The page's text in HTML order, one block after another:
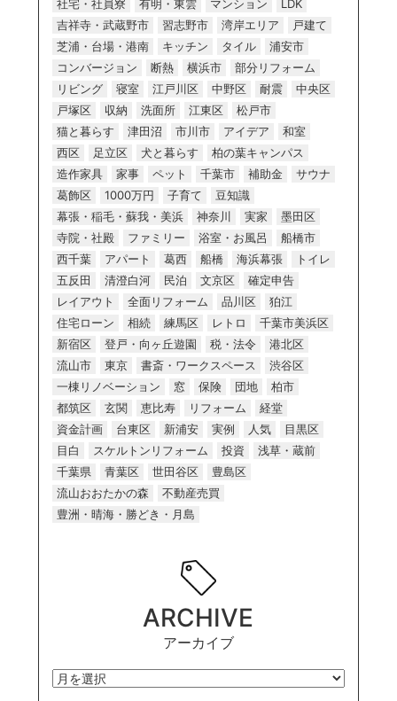
社宅・社員寮
有明・東雲 マンション
LDK
吉祥寺・武蔵野市
習志野市 湾岸エリア
戸建て
芝浦・台場・港南
キッチン タイル
浦安市
コンバージョン
断熱 横浜市
部分リフォーム
リビング
寝室 江戸川区 中野区 耐震
中央区
戸塚区
収納 洗面所 江東区
松戸市
猫と暮らす
津田沼 市川市 アイデア
和室
西区
足立区 犬と暮らす
柏の葉キャンパス
造作家具
家事 ペット 千葉市 補助金
サウナ
葛飾区
1000万円 子育て
豆知識
幕張・稲毛・蘇我・美浜
神奈川 実家
墨田区
寺院・社殿
ファミリー 浴室・お風呂
船橋市
西千葉
アパート 葛西 船橋 海浜幕張
トイレ
五反田
清澄白河 民泊 文京区
確定申告
レイアウト
全面リフォーム 品川区
狛江
住宅ローン
相続 練馬区 レトロ
千葉市美浜区
新宿区
登戸・向ヶ丘遊園 税・法令
港北区
流山市
東京 書斎・ワークスペース
渋谷区
一棟リノベーション
窓 保険 団地
柏市
都筑区
玄関 恵比寿 リフォーム
経堂
資金計画
台東区 新浦安 実例 人気
目黒区
目白
スケルトンリフォーム 投資
浅草・蔵前
千葉県
青葉区 世田谷区
豊島区
流山おおたかの森
不動産売買
豊洲・晴海・勝どき・月島
ARCHIVE
アーカイブ